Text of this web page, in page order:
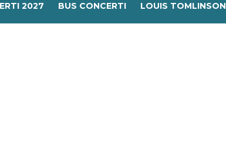
2027 BUS CONCERTI LOUIS TOMLINSON